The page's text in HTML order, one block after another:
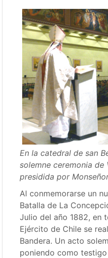
En la catedral de san
solemne ceremonia
presidida por
Al conmemorarse un
Batalla de La
Julio del año 1882, en
Ejército de Chile se
Bandera. Un acto
poniendo como